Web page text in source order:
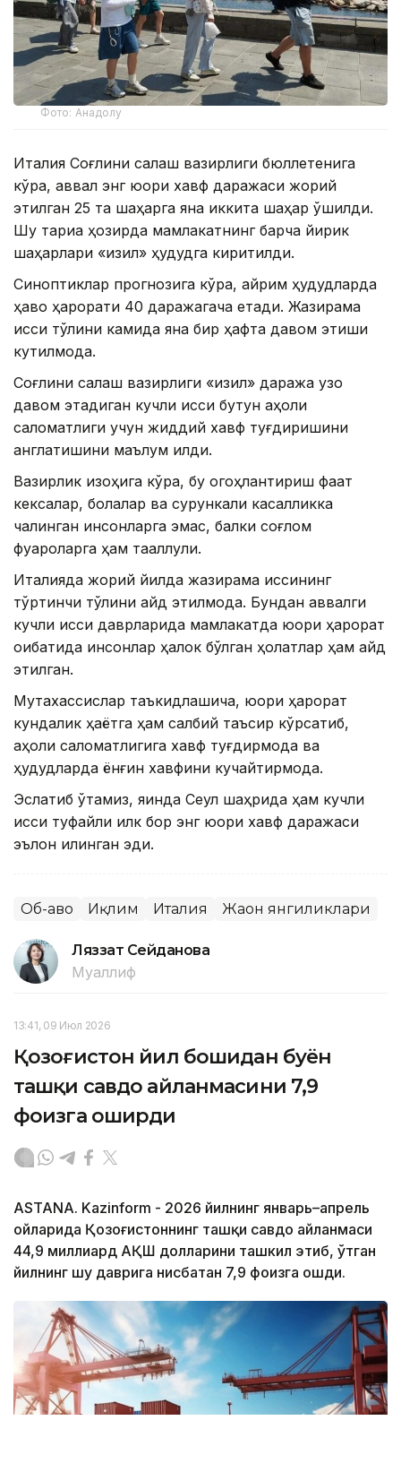
Фото: Анадолу
Италия Соғлиқни сақлаш вазирлиги бюллетенига
кўра, аввал энг юқори хавф даражаси жорий
этилган 25 та шаҳарга яна иккита шаҳар қўшилди.
Шу тариқа ҳозирда мамлакатнинг барча йирик
шаҳарлари «қизил» ҳудудга киритилди.
Синоптиклар прогнозига кўра, айрим ҳудудларда
ҳаво ҳарорати 40 даражагача етади. Жазирама
иссиқ тўлқини камида яна бир ҳафта давом этиши
кутилмоқда.
Соғлиқни сақлаш вазирлиги «қизил» даража узоқ
давом этадиган кучли иссиқ бутун аҳоли
саломатлиги учун жиддий хавф туғдиришини
англатишини маълум қилди.
Вазирлик изоҳига кўра, бу огоҳлантириш фақат
кексалар, болалар ва сурункали касалликка
чалинган инсонларга эмас, балки соғлом
фуқароларга ҳам тааллуқли.
Италияда жорий йилда жазирама иссиқнинг
тўртинчи тўлқини қайд этилмоқда. Бундан аввалги
кучли иссиқ даврларида мамлакатда юқори ҳарорат
оқибатида инсонлар ҳалок бўлган ҳолатлар ҳам қайд
этилган.
Мутахассислар таъкидлашича, юқори ҳарорат
кундалик ҳаётга ҳам салбий таъсир кўрсатиб,
аҳоли саломатлигига хавф туғдирмоқда ва
ҳудудларда ёнғин хавфини кучайтирмоқда.
Эслатиб ўтамиз, яқинда Сеул шаҳрида ҳам кучли
иссиқ туфайли илк бор энг юқори хавф даражаси
эълон қилинган эди.
Об-ҳаво Иқлим Италия Жаҳон янгиликлари
Ляззат Сейданова
Муаллиф
13:41, 09 Июл 2026
Қозоғистон йил бошидан буён
ташқи савдо айланмасини 7,9
фоизга оширди
ASTANA. Kazinform - 2026 йилнинг январь–апрель
ойларида Қозоғистоннинг ташқи савдо айланмаси
44,9 миллиард АҚШ долларини ташкил этиб, ўтган
йилнинг шу даврига нисбатан 7,9 фоизга ошди.